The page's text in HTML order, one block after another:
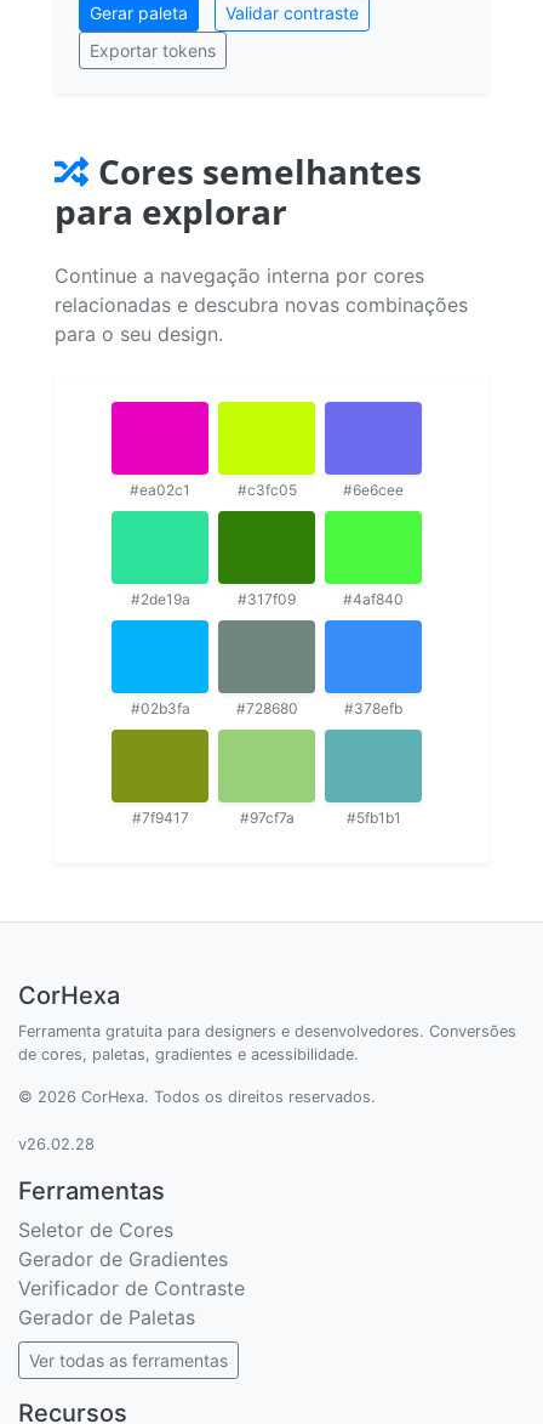
Gerar paleta
Validar contraste
Exportar tokens
Cores semelhantes
para explorar
Continue a navegação interna por cores
relacionadas e descubra novas combinações
para o seu design.
#ea02c1 #c3fc05 #6e6cee
#2de19a #317f09 #4af840
#02b3fa #728680 #378efb
#7f9417 #97cf7a #5fb1b1
CorHexa
Ferramenta gratuita para designers e desenvolvedores. Conversões
de cores, paletas, gradientes e acessibilidade.
© 2026 CorHexa. Todos os direitos reservados.
v26.02.28
Ferramentas
Seletor de Cores
Gerador de Gradientes
Verificador de Contraste
Gerador de Paletas
Ver todas as ferramentas
Recursos